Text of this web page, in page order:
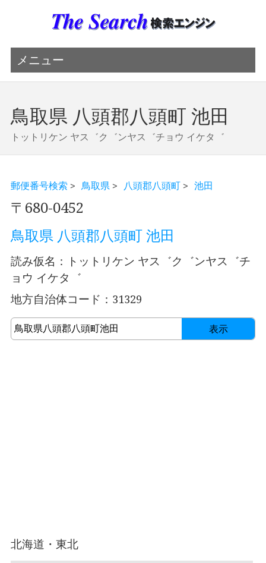
メニュー
鳥取県 八頭郡八頭町 池田
トットリケン ヤス゛ク゛ンヤス゛チョウ イケタ゛
郵便番号検索 > 鳥取県 > 八頭郡八頭町> 池田
〒680-0452
鳥取県 八頭郡八頭町 池田
読み仮名：トットリケン ヤス゛ク゛ンヤス゛チ
ョウ イケタ゛
地方自治体コード：31329
表示
北海道・東北